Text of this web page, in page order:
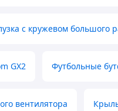
с кружевом большого
GX2 Футбольные
вентилятора